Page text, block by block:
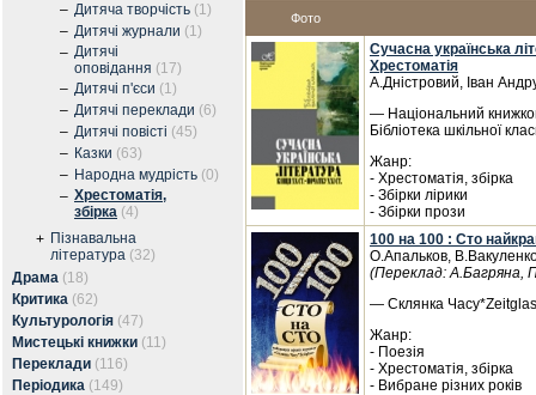
– Дитяча творчість (1)
– Дитячі журнали (1)
– Дитячі
оповідання (17)
– Дитячі п'єси (1)
– Дитячі переклади (6)
– Дитячі повісті (45)
– Казки (63)
– Народна мудрість (0)
– Хрестоматія,
збірка (4)
+ Пізнавальна
література (32)
Драма (18)
Критика (62)
Культурологія (47)
Мистецькі книжки (11)
Переклади (116)
Періодика (149)
Фото
Сучасна українська
Хрестоматія
А.Дністровий, Іван
— Національний
Бібліотека шкільної
Жанр:
- Хрестоматія, збірка
- Збірки лірики
- Збірки прози
100 на 100 : Сто
О.Апальков,
(Переклад: А.Багряна,
— Склянка
Жанр:
- Поезія
- Хрестоматія, збірка
- Вибране різних років